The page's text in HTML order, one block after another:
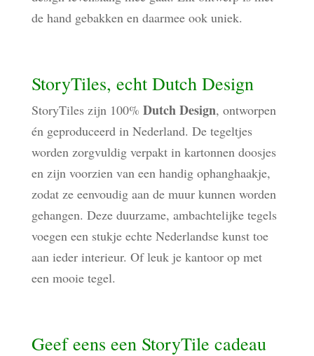
de hand gebakken en daarmee ook uniek.
StoryTiles, echt Dutch Design
StoryTiles zijn 100% Dutch Design, ontworpen
én geproduceerd in Nederland. De tegeltjes
worden zorgvuldig verpakt in kartonnen doosjes
en zijn voorzien van een handig ophanghaakje,
zodat ze eenvoudig aan de muur kunnen worden
gehangen. Deze duurzame, ambachtelijke tegels
voegen een stukje echte Nederlandse kunst toe
aan ieder interieur. Of leuk je kantoor op met
een mooie tegel.
Geef eens een StoryTile cadeau